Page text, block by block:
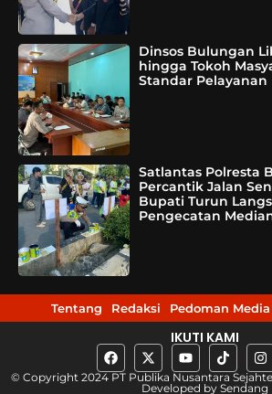
Dinsos Bulungan
hingga Tokoh
Standar Pelayanan
Satlantas Polresta
Percantik Jalan
Bupati Turun
Pengecatan
Tentang Redaksi Pedoman
IKUTI KAMI
© Copyright 2024 PT Publika Nusantara
Developed by Sendang